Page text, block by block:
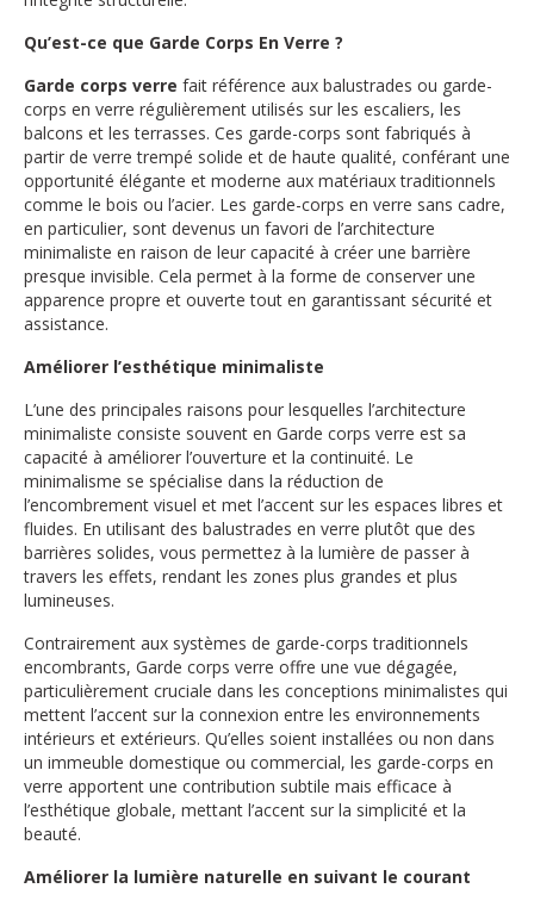
Qu’est-ce que Garde Corps En Verre ?
Garde corps verre fait référence aux balustrades ou garde-
corps en verre régulièrement utilisés sur les escaliers, les
balcons et les terrasses. Ces garde-corps sont fabriqués à
partir de verre trempé solide et de haute qualité, conférant une
opportunité élégante et moderne aux matériaux traditionnels
comme le bois ou l’acier. Les garde-corps en verre sans cadre,
en particulier, sont devenus un favori de l’architecture
minimaliste en raison de leur capacité à créer une barrière
presque invisible. Cela permet à la forme de conserver une
apparence propre et ouverte tout en garantissant sécurité et
assistance.
Améliorer l’esthétique minimaliste
L’une des principales raisons pour lesquelles l’architecture
minimaliste consiste souvent en Garde corps verre est sa
capacité à améliorer l’ouverture et la continuité. Le
minimalisme se spécialise dans la réduction de
l’encombrement visuel et met l’accent sur les espaces libres et
fluides. En utilisant des balustrades en verre plutôt que des
barrières solides, vous permettez à la lumière de passer à
travers les effets, rendant les zones plus grandes et plus
lumineuses.
Contrairement aux systèmes de garde-corps traditionnels
encombrants, Garde corps verre offre une vue dégagée,
particulièrement cruciale dans les conceptions minimalistes qui
mettent l’accent sur la connexion entre les environnements
intérieurs et extérieurs. Qu’elles soient installées ou non dans
un immeuble domestique ou commercial, les garde-corps en
verre apportent une contribution subtile mais efficace à
l’esthétique globale, mettant l’accent sur la simplicité et la
beauté.
Améliorer la lumière naturelle en suivant le courant